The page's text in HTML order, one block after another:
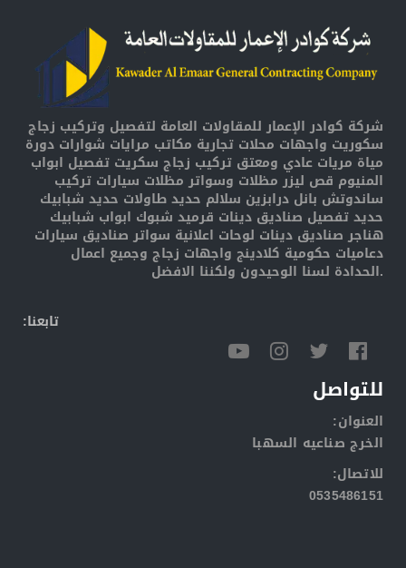
شركة كوادر الإعمار للمقاولات العامة لتفصيل وتركيب زجاج
سكوريت واجهات محلات تجارية مكاتب مرايات شوارات دورة
مياة مريات عادي ومعتق تركيب زجاج سكريت تفصيل ابواب
المنيوم قص ليزر مظلات وسواتر مظلات سيارات تركيب
ساندوتش بانل درابزين سلالم حديد طاولات حديد شبابيك
حديد تفصيل صناديق دينات قرميد شبوك ابواب شبابيك
هناجر صناديق دينات لوحات اعلانية سواتر صناديق سيارات
دعاميات حكومية كلادينج واجهات زجاج وجميع اعمال
الحدادة لسنا الوحيدون ولكننا الافضل.
:تابعنا
للتواصل
:العنوان
الخرج صناعيه السهبا
:للاتصال
0535486151